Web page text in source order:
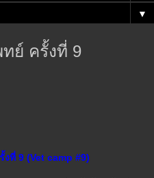
▼
ย์ ครั้งที่ 9
ที่ 9 (Vet camp #9)